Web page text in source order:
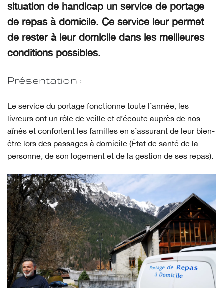
situation de handicap un service de portage
de repas à domicile. Ce service leur permet
de rester à leur domicile dans les meilleures
conditions possibles.
Présentation :
Le service du portage fonctionne toute l’année, les
livreurs ont un rôle de veille et d’écoute auprès de nos
aînés et confortent les familles en s’assurant de leur bien-
être lors des passages à domicile (État de santé de la
personne, de son logement et de la gestion de ses repas).